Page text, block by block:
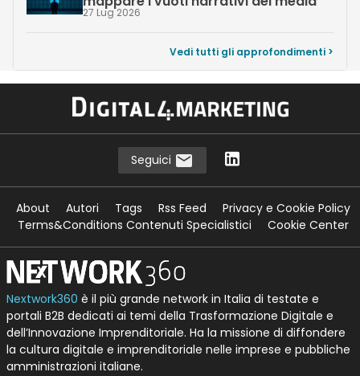
27 Lug 2026
Vedi tutti gli approfondimenti >
Seguici
About Autori Tags Rss Feed
Privacy e Cookie Policy
Terms&Conditions Contenuti Specialistici
Cookie Center
Nextwork360 è il più grande network in Italia di testate e
portali B2B dedicati ai temi della Trasformazione Digitale e
dell’Innovazione Imprenditoriale. Ha la missione di diffondere
la cultura digitale e imprenditoriale nelle imprese e pubbliche
amministrazioni italiane.